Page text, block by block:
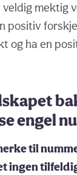
mektig
positiv
og ha en
engel
til
ingen